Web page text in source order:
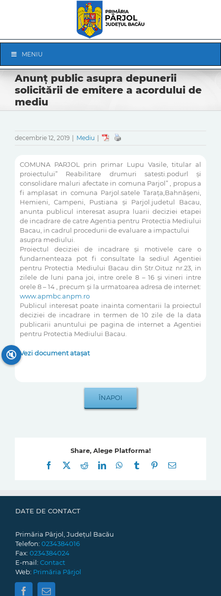
Navigation
MENIU
Anunț public asupra depunerii
solicitării de emitere a acordului de
mediu
decembrie 12, 2019 Mediu
COMUNA PARJOL prin primar Lupu Vasile, titular al
proiectului” Reabilitare drumuri satesti.podurl și
consolidare maluri afectate in comuna Parjol” , propus a
fi amplasat in comuna Parjol.satele Tarața,Bahnășeni,
Hemieni, Campeni, Pustiana și Parjol.judetul Bacau,
anunta publicul interesat asupra luarii deciziei etapei
de incadrare de catre Agentia pentru Protectia Mediului
Bacau, in cadrul procedurii de evaluare a impactului
asupra mediului.
Proiectul deciziei de incadrare și motivele care o
fundarnenteaza pot fi consultate la sediul Agentiei
pentru Protectia Mediului Bacau din Str.Oituz nr.23, in
zilele de luni pana joi, intre orele 8 – 16 și vineri intre
orele 8 – 14 , precum și la urmatoarea adresa de internet:
www.apmbc.anpm.ro
Publicul interesat poate inainta comentarii la proiectul
deciziei de incadrare in termen de 10 zile de la data
publicarii anuntului pe pagina de internet a Agentiei
pentru Protectia Mediului Bacau.
Vezi document atașat
Share, Alege Platforma!
Facebook
RedditLinkedInWhatsApp
Tumblr Pinterest
E-
DATE DE CONTACT
Primăria Pârjol, Județul Bacău
Telefon: 0234384016
Fax: 0234384024
E-mail: Contact
Web: Primăria Pârjol
🔇